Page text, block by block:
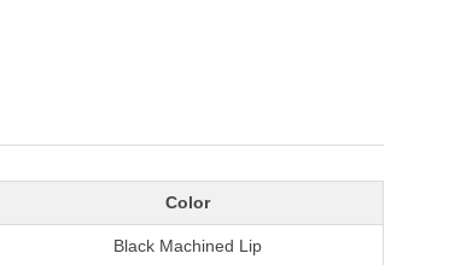
Color
Black Machined Lip